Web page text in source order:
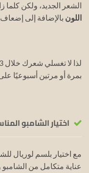
الشعر الجديد، ولكن
اللون بالإضافة إلى
بمرة أو مرتين أسبوعيًا
اختيار الشامبو
مع اختيار بلسم لوريال
عناية متكامل من الشامبو